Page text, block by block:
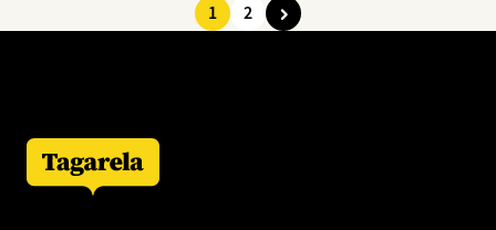
Paginação
Página
1 Página
2